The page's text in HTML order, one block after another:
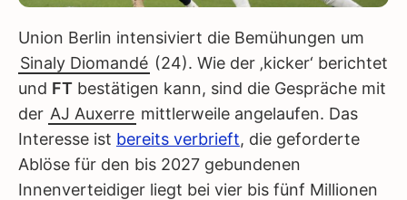
Union Berlin intensiviert die Bemühungen um
Sinaly Diomandé (24). Wie der ‚kicker‘ berichtet
und FT bestätigen kann, sind die Gespräche mit
der AJ Auxerre mittlerweile angelaufen. Das
Interesse ist bereits verbrieft, die geforderte
Ablöse für den bis 2027 gebundenen
Innenverteidiger liegt bei vier bis fünf Millionen